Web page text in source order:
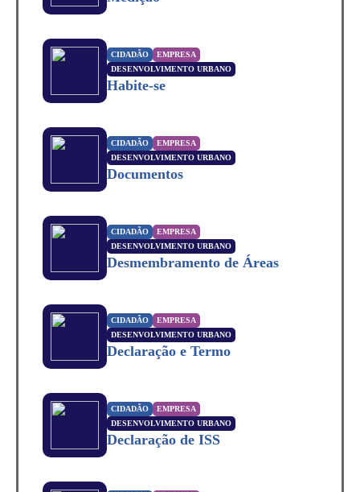
CIDADÃO
EMPRESA
DESENVOLVIMENTO URBANO
Habite-se
CIDADÃO
EMPRESA
DESENVOLVIMENTO URBANO
Documentos
CIDADÃO
EMPRESA
DESENVOLVIMENTO URBANO
Desmembramento de Áreas
CIDADÃO
EMPRESA
DESENVOLVIMENTO URBANO
Declaração e Termo
CIDADÃO
EMPRESA
DESENVOLVIMENTO URBANO
Declaração de ISS